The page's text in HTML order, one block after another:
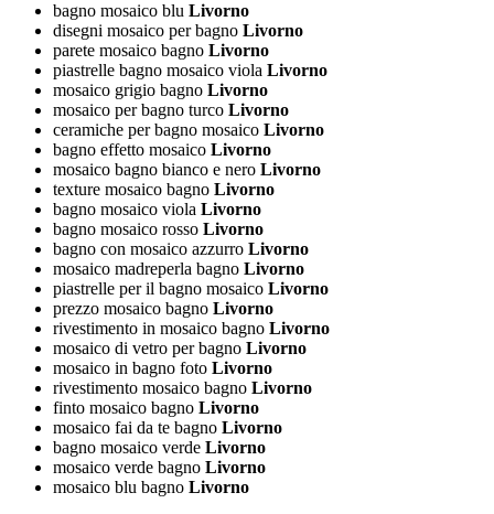
bagno mosaico blu Livorno
disegni mosaico per bagno Livorno
parete mosaico bagno Livorno
piastrelle bagno mosaico viola Livorno
mosaico grigio bagno Livorno
mosaico per bagno turco Livorno
ceramiche per bagno mosaico Livorno
bagno effetto mosaico Livorno
mosaico bagno bianco e nero Livorno
texture mosaico bagno Livorno
bagno mosaico viola Livorno
bagno mosaico rosso Livorno
bagno con mosaico azzurro Livorno
mosaico madreperla bagno Livorno
piastrelle per il bagno mosaico Livorno
prezzo mosaico bagno Livorno
rivestimento in mosaico bagno Livorno
mosaico di vetro per bagno Livorno
mosaico in bagno foto Livorno
rivestimento mosaico bagno Livorno
finto mosaico bagno Livorno
mosaico fai da te bagno Livorno
bagno mosaico verde Livorno
mosaico verde bagno Livorno
mosaico blu bagno Livorno